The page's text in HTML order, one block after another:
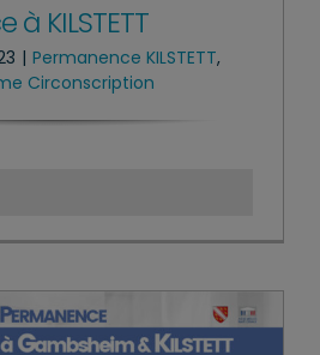
KILSTETT
| Permanence KILSTETT,
Circonscription